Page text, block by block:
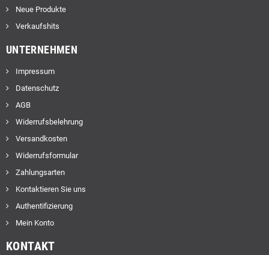
Neue Produkte
Verkaufshits
UNTERNEHMEN
Impressum
Datenschutz
AGB
Widerrufsbelehrung
Versandkosten
Widerrufsformular
Zahlungsarten
Kontaktieren Sie uns
Authentifizierung
Mein Konto
KONTAKT